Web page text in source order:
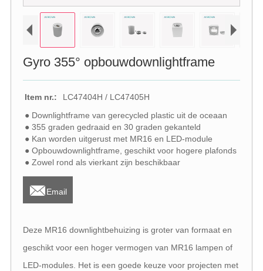
Gyro 355° opbouwdownlightframe
Item nr.:
LC47404H / LC47405H
● Downlightframe van gerecycled plastic uit de oceaan
● 355 graden gedraaid en 30 graden gekanteld
● Kan worden uitgerust met MR16 en LED-module
● Opbouwdownlightframe, geschikt voor hogere plafonds
● Zowel rond als vierkant zijn beschikbaar
Email
Deze MR16 downlightbehuizing is groter van formaat en
geschikt voor een hoger vermogen van MR16 lampen of
LED-modules. Het is een goede keuze voor projecten met